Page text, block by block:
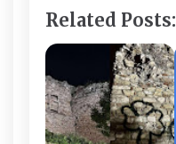
Related Posts: